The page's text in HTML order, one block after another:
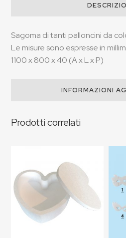
Sagoma di tanti palloncini da
Le misure sono espresse in
1100 x 800 x 40 (A x L x P)
INFORMAZIONI
Prodotti correlati